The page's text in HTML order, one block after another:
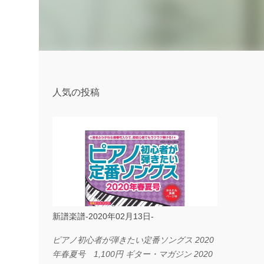
人気の投稿
新譜楽譜-2020年02月13日-
ピアノ初心者が弾きたい定番ソングス 2020
年春夏号 1,100円 ギター・マガジン 2020